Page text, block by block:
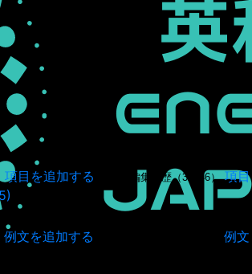
項目を追加する 項目の編集履歴（34946） 項目
例文を追加する
例文